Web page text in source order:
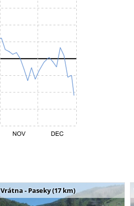
Vrátna - Paseky (17 km)